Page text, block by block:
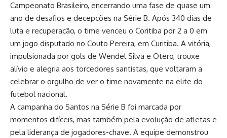
Campeonato Brasileiro, encerrando uma fase de quase um
ano de desafios e decepções na Série B. Após 340 dias de
luta e recuperação, o time venceu o Coritiba por 2 a 0 em
um jogo disputado no Couto Pereira, em Curitiba. A vitória,
impulsionada por gols de Wendel Silva e Otero, trouxe
alívio e alegria aos torcedores santistas, que voltaram a
celebrar o orgulho de ver o time novamente na elite do
futebol nacional.
A campanha do Santos na Série B foi marcada por
momentos difíceis, mas também pela evolução de atletas e
pela liderança de jogadores-chave. A equipe demonstrou